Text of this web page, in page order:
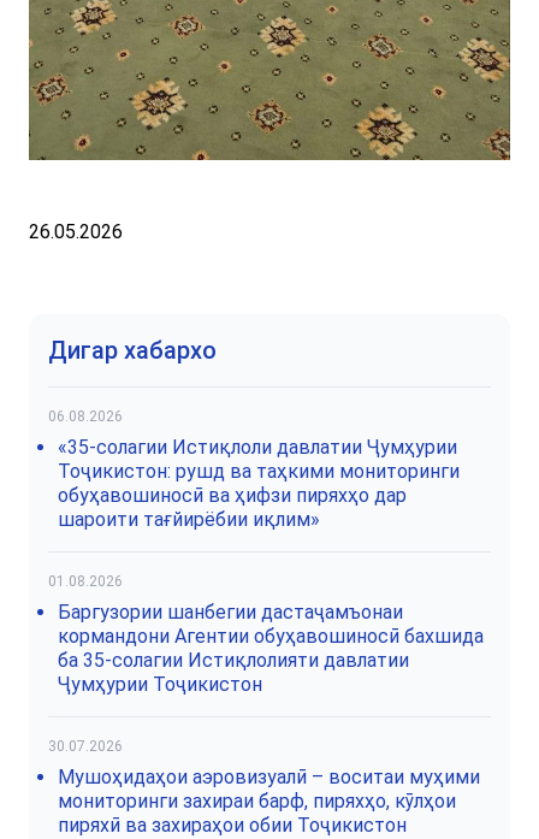
26.05.2026
Дигар хабархо
06.08.2026
«35-солагии Истиқлоли давлатии Ҷумҳурии
Тоҷикистон: рушд ва таҳкими мониторинги
обуҳавошиносӣ ва ҳифзи пиряхҳо дар
шароити тағйирёбии иқлим»
01.08.2026
Баргузории шанбегии дастаҷамъонаи
кормандони Агентии обуҳавошиносӣ бахшида
ба 35-солагии Истиқлолияти давлатии
Ҷумҳурии Тоҷикистон
30.07.2026
Мушоҳидаҳои аэровизуалӣ – воситаи муҳими
мониторинги захираи барф, пиряхҳо, кӯлҳои
пиряхӣ ва захираҳои обии Тоҷикистон